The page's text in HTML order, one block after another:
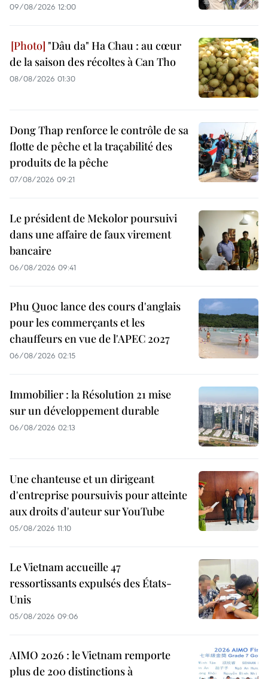
09/08/2026 12:00
"Dâu da" Ha Chau : au cœur
de la saison des récoltes à Can Tho
08/08/2026 01:30
Dong Thap renforce le contrôle de sa
flotte de pêche et la traçabilité des
produits de la pêche
07/08/2026 09:21
Le président de Mekolor poursuivi
dans une affaire de faux virement
bancaire
06/08/2026 09:41
Phu Quoc lance des cours d'anglais
pour les commerçants et les
chauffeurs en vue de l'APEC 2027
06/08/2026 02:15
Immobilier : la Résolution 21 mise
sur un développement durable
06/08/2026 02:13
Une chanteuse et un dirigeant
d'entreprise poursuivis pour atteinte
aux droits d'auteur sur YouTube
05/08/2026 11:10
Le Vietnam accueille 47
ressortissants expulsés des États-
Unis
05/08/2026 09:06
AIMO 2026 : le Vietnam remporte
plus de 200 distinctions à